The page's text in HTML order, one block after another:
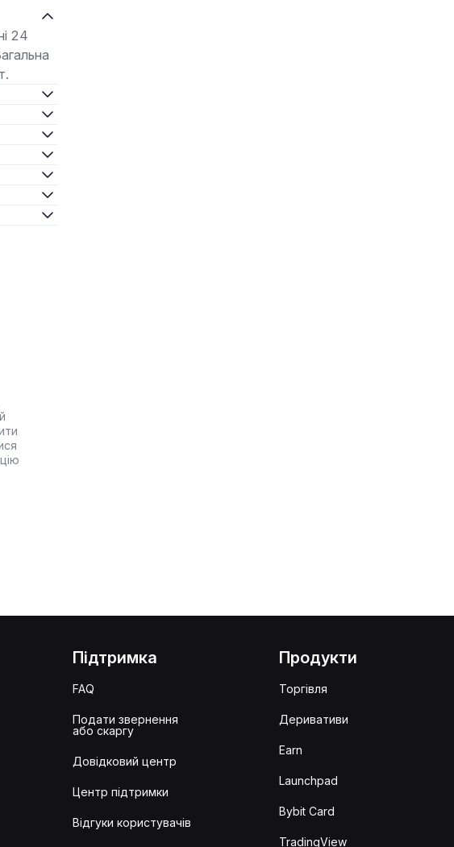
24
Підтримка
FAQ
Подати звернення
або скаргу
Довідковий центр
Центр підтримки
Відгуки користувачів
Продукти
Торгівля
Деривативи
Earn
Launchpad
Bybit Card
TradingView